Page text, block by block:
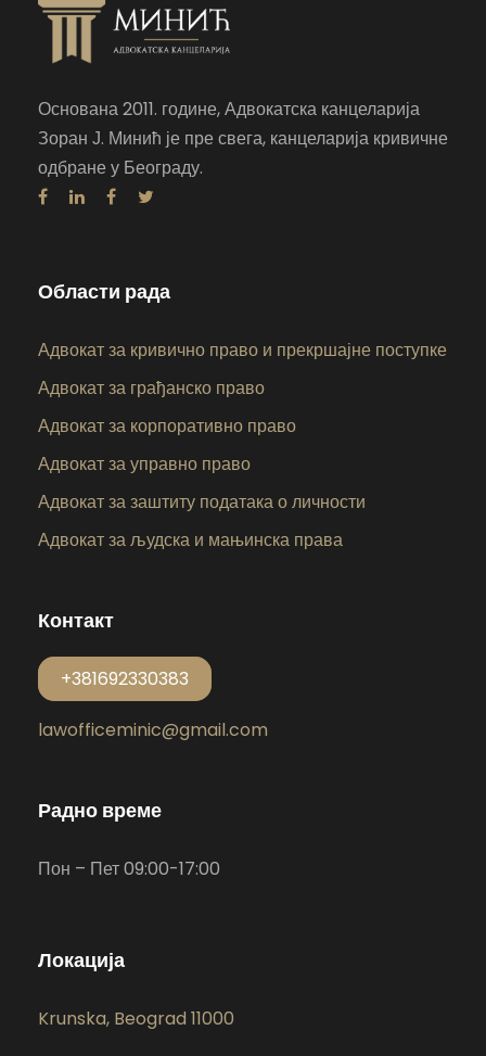
Основана 2011. године, Адвокатска канцеларија
Зоран Ј. Минић је пре свега, канцеларија кривичне
одбране у Београду.
Области рада
Адвокат за кривично право и прекршајне поступке
Адвокат за грађанско право
Адвокат за корпоративно право
Адвокат за управно право
Адвокат за заштиту података о личности
Адвокат за људска и мањинска права
Контакт
+381692330383
lawofficeminic@gmail.com
Радно време
Пон – Пет 09:00-17:00
Локација
Krunska, Beograd 11000